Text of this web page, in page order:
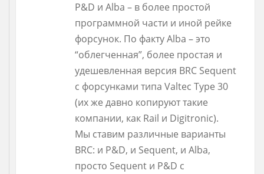
P&D и Alba – в более простой
программной части и иной рейке
форсунок. По факту Alba – это
“облегченная”, более простая и
удешевленная версия BRC Sequent
с форсунками типа Valtec Type 30
(их же давно копируют такие
компании, как Rail и Digitronic).
Мы ставим различные варианты
BRC: и P&D, и Sequent, и Alba,
просто Sequent и P&D с